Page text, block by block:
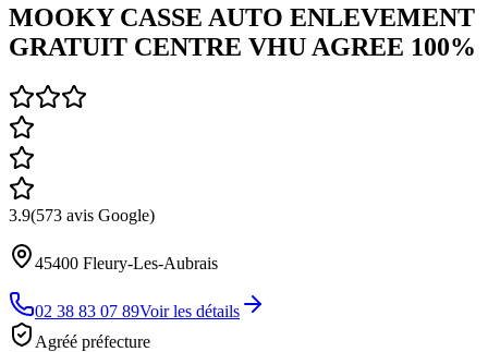
MOOKY CASSE AUTO ENLEVEMENT
GRATUIT CENTRE VHU AGREE 100%
3.9(573 avis Google)
45400 Fleury-Les-Aubrais
02 38 83 07 89Voir les détails
Agréé préfecture